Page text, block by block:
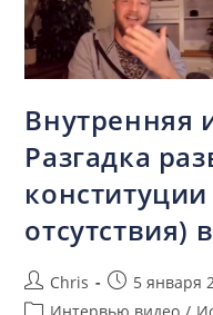
Внутренняя
Разгадка
отсутствия)
Chris
5 января